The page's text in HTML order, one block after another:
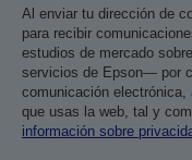
Al enviar tu dirección de
para recibir
estudios de mercado
servicios de Epson— por
comunicación
que usas la web, tal y
información sobre